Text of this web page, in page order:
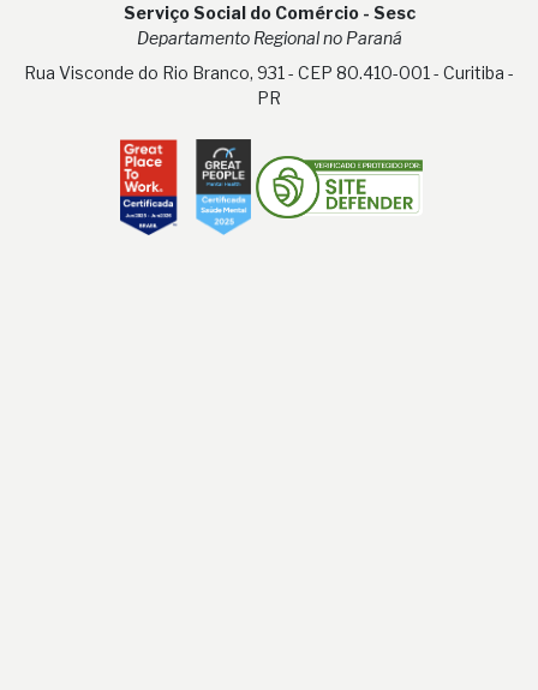
Serviço Social do Comércio - Sesc
Departamento Regional no Paraná
Rua Visconde do Rio Branco, 931 - CEP 80.410-001 - Curitiba -
PR